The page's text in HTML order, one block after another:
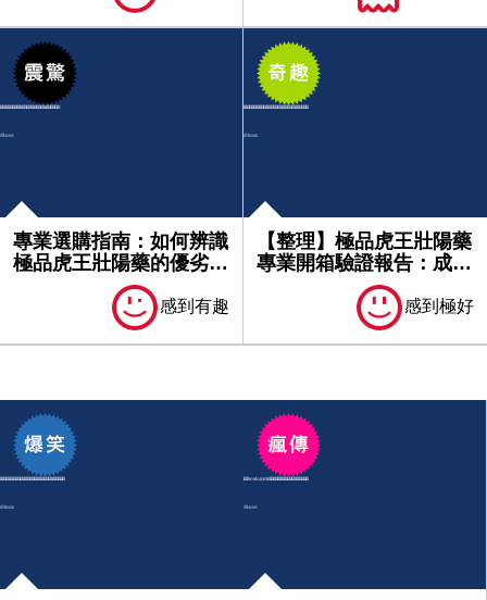
專業選購指南：如何辨識
極品虎王壯陽藥的優劣品
感到有趣
【整理】極品虎王壯陽藥
專業開箱驗證報告：成分
感到極好